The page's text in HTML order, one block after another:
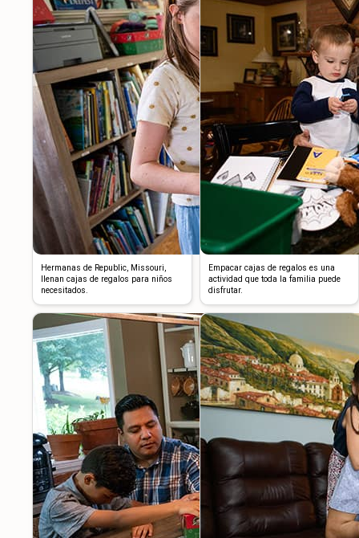
Hermanas de Republic, Missouri,
llenan cajas de regalos para niños
necesitados.
Empacar cajas de regalos es una
actividad que toda la familia puede
disfrutar.